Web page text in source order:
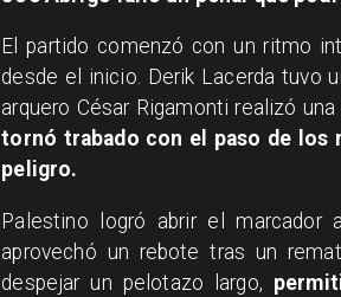
El partido comenzó con un ritmo
desde el inicio. Derik Lacerda tuvo
arquero César Rigamonti realizó
tornó trabado con el paso de los
peligro.
Palestino logró abrir el
aprovechó un rebote tras un
despejar un pelotazo largo,